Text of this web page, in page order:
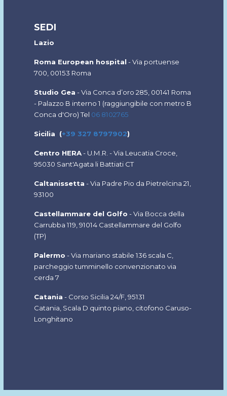
SEDI
Lazio
Roma European hospital - Via portuense
700, 00153 Roma
Studio Gea -Via Conca d’oro 285, 00141 Roma
- Palazzo B interno 1 (raggiungibile con metro B
Conca d'Oro) Tel 06 8102765
Sicilia (+39 327 8797902)
Centro HERA- U.M.R. - Via Leucatia Croce,
95030 Sant'Agata li Battiati CT
Caltanissetta - Via Padre Pio da Pietrelcina 21,
93100
Castellammare del Golfo - Via Bocca della
Carrubba 119, 91014 Castellammare del Golfo
(TP)
Palermo - Via mariano stabile 136 scala C,
parcheggio tumminello convenzionato via
cerda 7
Catania - Corso Sicilia 24/F, 95131
Catania, Scala D quinto piano, citofono Caruso-
Longhitano